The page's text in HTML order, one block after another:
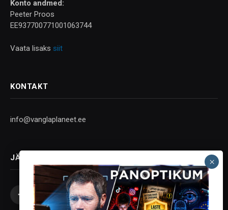
Konto andmed:
Peeter Proos
EE937700771001063744
Vaata lisaks siit
KONTAKT
info@vanglaplaneet.ee
JÄLGI SOTSIAALMEEDIAS
Facebook
X
InstagramYouTubeTelegram